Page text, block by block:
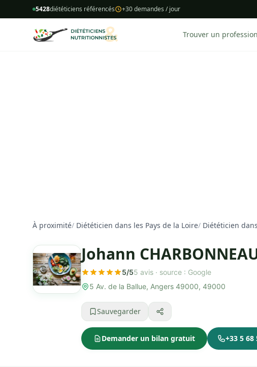
5428diététiciens référencés +30 demandes / jour
Trouver un
À proximité/ Diététicien dans les Pays de la Loire/ Diététicien
Johann
5/55 avis · source : Google
5 Av. de la Ballue, Angers 49000, 49000
Sauvegarder
Demander un bilan gratuit +33 5 68